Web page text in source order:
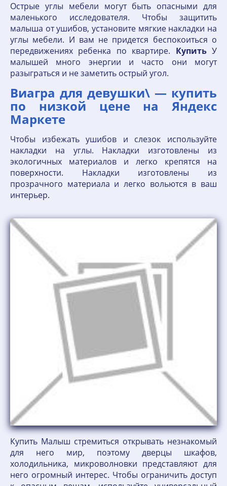
Острые углы мебели могут быть опасными для
маленького исследователя. Чтобы защитить
малыша от ушибов, установите мягкие накладки на
углы мебели. И вам не придется беспокоиться о
передвижениях ребенка по квартире. КупитьУ
малышей много энергии и часто они могут
разыграться и не заметить острый угол.
Виагра для девушки\ — купить
по низкой цене на Яндекс
Маркете
Чтобы избежать ушибов и слезок используйте
накладки на углы. Накладки изготовлены из
экологичных материалов и легко крепятся на
поверхности. Накладки изготовлены из
прозрачного материала и легко вольются в ваш
интерьер.
Купить Малыш стремиться открывать незнакомый
для него мир, поэтому дверцы шкафов,
холодильника, микроволновки представляют для
него огромный интерес. Чтобы ограничить доступ